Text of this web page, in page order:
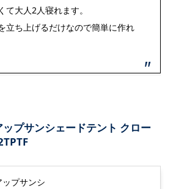
て大人2人寝れます。
立ち上げるだけなので簡単に作れ
プサンシェードテント クロー
プサンシ